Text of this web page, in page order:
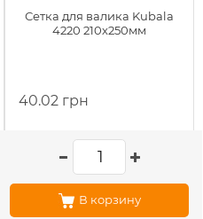
Сетка для валика Kubala
4220 210х250мм
40.02 грн
В корзину